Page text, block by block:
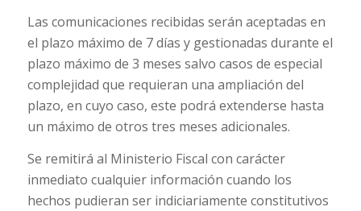
Las comunicaciones recibidas serán aceptadas en
el plazo máximo de 7 días y gestionadas durante el
plazo máximo de 3 meses salvo casos de especial
complejidad que requieran una ampliación del
plazo, en cuyo caso, este podrá extenderse hasta
un máximo de otros tres meses adicionales.
Se remitirá al Ministerio Fiscal con carácter
inmediato cualquier información cuando los
hechos pudieran ser indiciariamente constitutivos